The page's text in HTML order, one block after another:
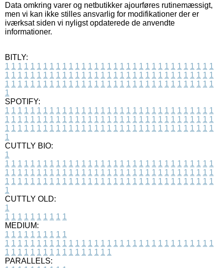
Data omkring varer og netbutikker ajourføres rutinemæssigt,
men vi kan ikke stilles ansvarlig for modifikationer der er
iværksat siden vi nyligst opdaterede de anvendte
informationer.
BITLY:
1 1 1 1 1 1 1 1 1 1 1 1 1 1 1 1 1 1 1 1 1 1 1 1 1 1 1 1 1 1 1 1 1
1 1 1 1 1 1 1 1 1 1 1 1 1 1 1 1 1 1 1 1 1 1 1 1 1 1 1 1 1 1 1 1 1
1 1 1 1 1 1 1 1 1 1 1 1 1 1 1 1 1 1 1 1 1 1 1 1 1 1 1 1 1 1 1 1 1
1
SPOTIFY:
1 1 1 1 1 1 1 1 1 1 1 1 1 1 1 1 1 1 1 1 1 1 1 1 1 1 1 1 1 1 1 1 1
1 1 1 1 1 1 1 1 1 1 1 1 1 1 1 1 1 1 1 1 1 1 1 1 1 1 1 1 1 1 1 1 1
1 1 1 1 1 1 1 1 1 1 1 1 1 1 1 1 1 1 1 1 1 1 1 1 1 1 1 1 1 1 1 1 1
1
CUTTLY BIO:
1
1 1 1 1 1 1 1 1 1 1 1 1 1 1 1 1 1 1 1 1 1 1 1 1 1 1 1 1 1 1 1 1 1
1 1 1 1 1 1 1 1 1 1 1 1 1 1 1 1 1 1 1 1 1 1 1 1 1 1 1 1 1 1 1 1 1
1 1 1 1 1 1 1 1 1 1 1 1 1 1 1 1 1 1 1 1 1 1 1 1 1 1 1 1 1 1 1 1 1
1
CUTTLY OLD:
1
1 1 1 1 1 1 1 1 1 1
MEDIUM:
1 1 1 1 1 1 1 1 1 1
1 1 1 1 1 1 1 1 1 1 1 1 1 1 1 1 1 1 1 1 1 1 1 1 1 1 1 1 1 1 1 1 1
1 1 1 1 1 1 1 1 1 1 1 1 1 1 1 1 1
PARALLELS: